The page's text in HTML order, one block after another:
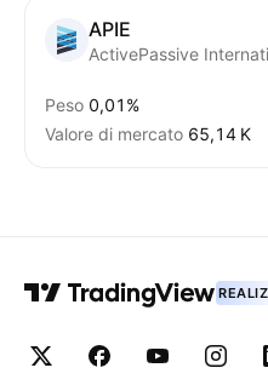
APIE
Peso 0,01%
Valore di mercato ‪65,14 K‬